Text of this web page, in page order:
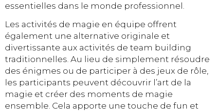
essentielles dans le monde professionnel.
Les activités de magie en équipe offrent
également une alternative originale et
divertissante aux activités de team building
traditionnelles. Au lieu de simplement résoudre
des énigmes ou de participer à des jeux de rôle,
les participants peuvent découvrir l’art de la
magie et créer des moments de magie
ensemble. Cela apporte une touche de fun et